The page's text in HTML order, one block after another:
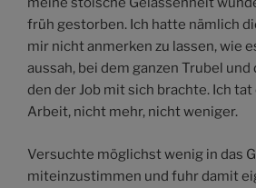
früh gestorben. Ich hatte nämlich
mir nicht anmerken zu lassen, wie
aussah, bei dem ganzen Trubel
den der Job mit sich brachte. Ich
Arbeit, nicht mehr, nicht weniger.
Versuchte möglichst wenig in das
miteinzustimmen und fuhr damit